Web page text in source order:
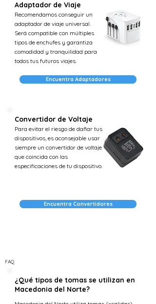
Adaptador de Viaje
Recomendamos conseguir un
adaptador de viaje universal.
Será compatible con múltiples
tipos de enchufes y garantiza
comodidad y tranquilidad para
todos tus futuros viajes.
Encuentra Adaptadores
Convertidor de Voltaje
Para evitar el riesgo de dañar tus
dispositivos, es aconsejable usar
siempre un convertidor de voltaje
que coincida con las
especificaciones de tu dispositivo.
Encuentra Convertidores
FAQ
¿Qué tipos de tomas se utilizan en
Macedonia del Norte?